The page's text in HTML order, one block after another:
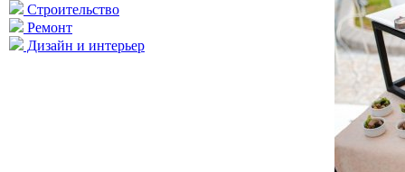
Строительство
Ремонт
Дизайн и интерьер